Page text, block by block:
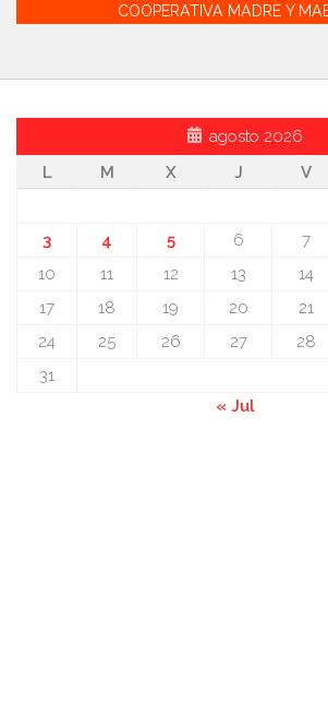
COOPERATIVA MADRE Y
agosto 2026
L
M X J V
3
4 5 6 7
10
11 12 13 14
17
18 19 20 21
24
25 26 27 28
31
« Jul